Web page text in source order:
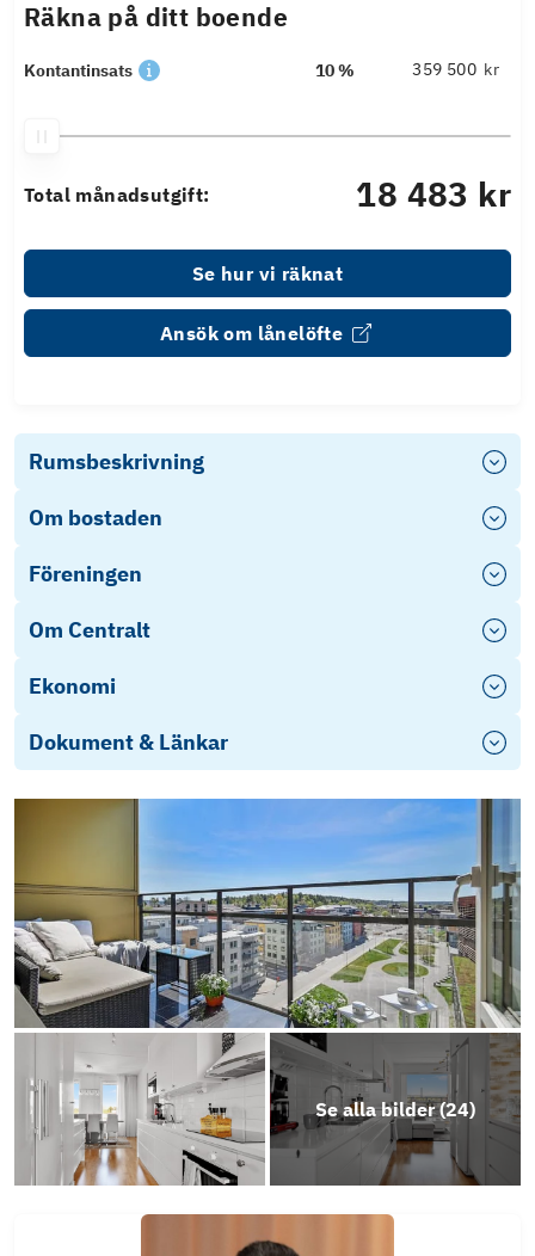
Räkna på ditt boende
Kontantinsats 10 % kr
Total månadsutgift: 18 483 kr
Se hur vi räknat
Ansök om lånelöfte
Rumsbeskrivning
Om bostaden
Föreningen
Om Centralt
Ekonomi
Dokument & Länkar
Stadgar Väsby Fyr 2024
Årsredovisning 2025
Se alla bilder (24)